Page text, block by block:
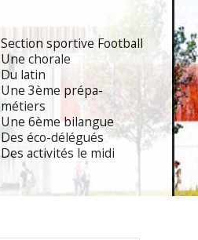
Section sportive Football
Une chorale
Du latin
Une 3ème prépa-
métiers
Une 6ème bilangue
Des éco-délégués
Des activités le midi